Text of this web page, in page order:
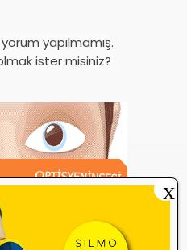
yapılmamış.
ister misiniz?
X